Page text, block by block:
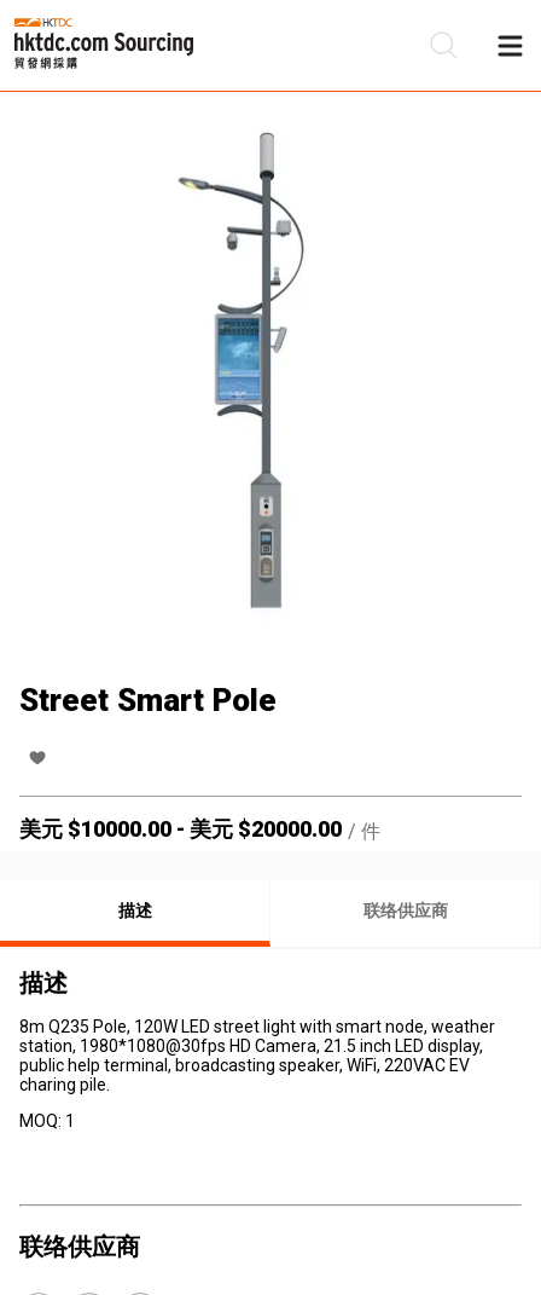
Street Smart Pole
美元 $10000.00 - 美元 $20000.00 / 件
描述 联络供应商
描述
8m Q235 Pole, 120W LED street light with smart node, weather
station, 1980*1080@30fps HD Camera, 21.5 inch LED display,
public help terminal, broadcasting speaker, WiFi, 220VAC EV
charing pile.
MOQ: 1
联络供应商